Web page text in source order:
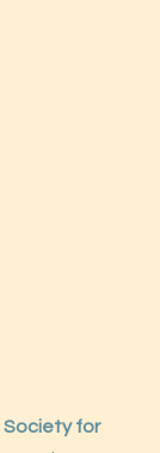
Society for